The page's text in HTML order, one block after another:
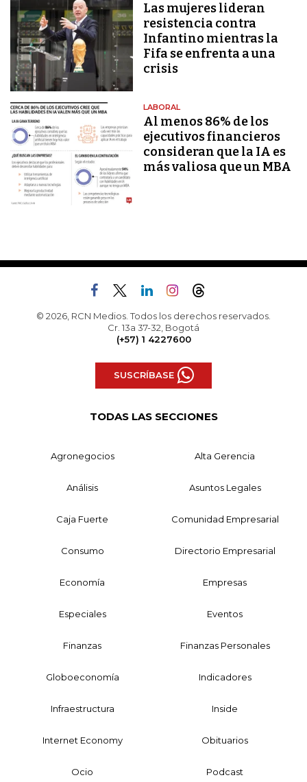
Las mujeres lideran
resistencia contra
Infantino mientras la
Fifa se enfrenta a una
crisis
LABORAL
Al menos 86% de los
ejecutivos financieros
consideran que la IA es
más valiosa que un MBA
© 2026, RCN Medios. Todos los derechos reservados.
Cr. 13a 37-32, Bogotá
(+57) 1 4227600
SUSCRÍBASE
TODAS LAS SECCIONES
Agronegocios Alta Gerencia
Análisis Asuntos Legales
Caja Fuerte Comunidad Empresarial
Consumo Directorio Empresarial
Economía Empresas
Especiales Eventos
Finanzas Finanzas Personales
Globoeconomía Indicadores
Infraestructura Inside
Internet Economy Obituarios
Ocio Podcast